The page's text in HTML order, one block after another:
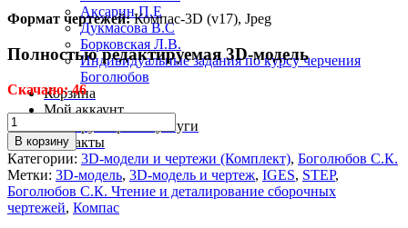
Аксарин П.Е
Дукмасова В.С
Борковская Л.В.
Индивидуальные задания по курсу черчения
Боголюбов
Корзина
Мой аккаунт
Конструкторские услуги
Контакты
Формат чертежей:Компас-3D (v17), Jpeg
Полностью редактируемая 3D-модель
Скачано: 46
Количество
товара
МЧ00.79.00.00.СБ
Кран
пробковый
3D-
модель
В корзину
Категории: 3D-модели и чертежи (Комплект), Боголюбов С.К.
Метки: 3D-модель, 3D-модель и чертеж, IGES, STEP,
Боголюбов С.К. Чтение и деталирование сборочных
чертежей, Компас